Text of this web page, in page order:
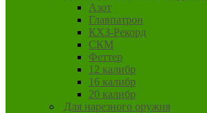
Азот
Главпатрон
КХЗ-Рекорд
СКМ
Феттер
12 калибр
16 калибр
20 калибр
Для нарезного оружия